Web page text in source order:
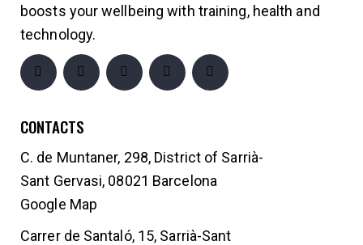
boosts your wellbeing with training, health and
technology.
CONTACTS
C. de Muntaner, 298, District of Sarrià-
Sant Gervasi, 08021 Barcelona
Google Map
Carrer de Santaló, 15, Sarrià-Sant